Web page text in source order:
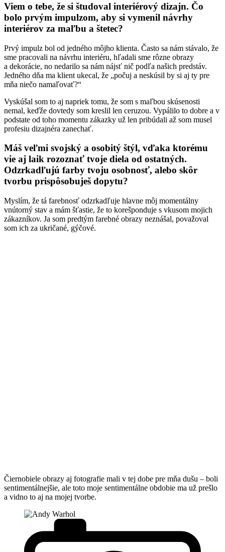
Viem o tebe, že si študoval interiérový dizajn. Čo
bolo prvým impulzom, aby si vymenil návrhy
interiérov za maľbu a štetec?
Prvý impulz bol od jedného môjho klienta. Často sa nám stávalo, že
sme pracovali na návrhu interiéru, hľadali sme rôzne obrazy
a dekorácie, no nedarilo sa nám nájsť nič podľa našich predstáv.
Jedného dňa ma klient ukecal, že „počuj a neskúsil by si aj ty pre
mňa niečo namaľovať?“
Vyskúšal som to aj napriek tomu, že som s maľbou skúsenosti
nemal, keďže dovtedy som kreslil len ceruzou. Vypálilo to dobre a v
podstate od toho momentu zákazky už len pribúdali až som musel
profesiu dizajnéra zanechať.
Máš veľmi svojský a osobitý štýl, vďaka ktorému
vie aj laik rozoznať tvoje diela od ostatných.
Odzrkadľujú farby tvoju osobnosť, alebo skôr
tvorbu prispôsobuješ dopytu?
Myslím, že tá farebnosť odzrkadľuje hlavne môj momentálny
vnútorný stav a mám šťastie, že to korešponduje s vkusom mojich
zákazníkov. Ja som predtým farebné obrazy neznášal, považoval
som ich za ukričané, gýčové.
Čiernobiele obrazy aj fotografie mali v tej dobe pre mňa dušu – boli
sentimentálnejšie, ale toto moje sentimentálne obdobie ma už prešlo
a vidno to aj na mojej tvorbe.